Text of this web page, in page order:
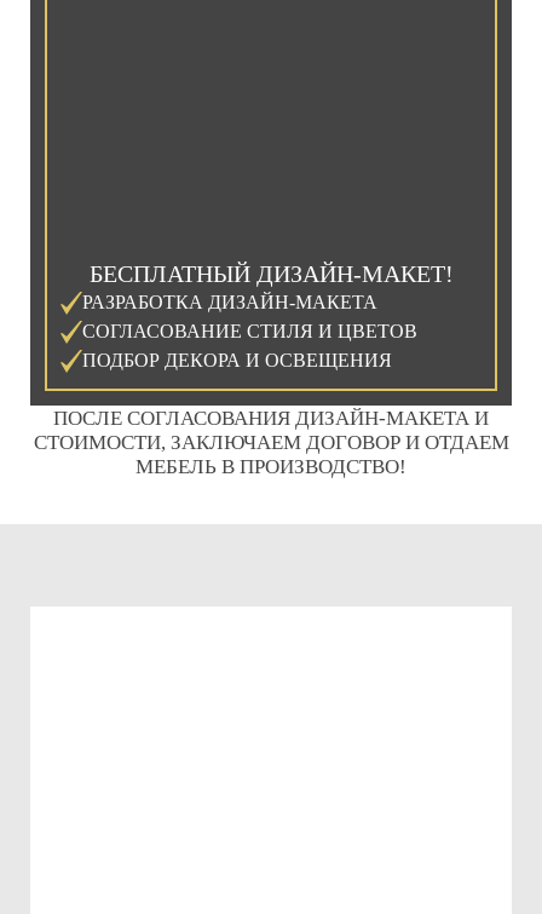
БЕСПЛАТНЫЙ ДИЗАЙН-МАКЕТ!
РАЗРАБОТКА ДИЗАЙН-МАКЕТА
СОГЛАСОВАНИЕ СТИЛЯ И ЦВЕТОВ
ПОДБОР ДЕКОРА И ОСВЕЩЕНИЯ
ПОСЛЕ СОГЛАСОВАНИЯ ДИЗАЙН-МАКЕТА И
СТОИМОСТИ, ЗАКЛЮЧАЕМ ДОГОВОР И ОТДАЕМ
МЕБЕЛЬ В ПРОИЗВОДСТВО!